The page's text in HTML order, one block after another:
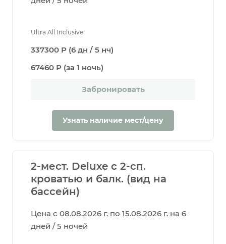
Ultra All Inclusive
337300 Р (6 дн / 5 нч)
67460 Р (за 1 ночь)
Забронировать
Узнать наличие мест/цену
2-мест. Deluxe c 2-сп.
кроватью и балк. (вид на
бассейн)
Цена с 08.08.2026 г. по 15.08.2026 г. на 6
дней / 5 ночей